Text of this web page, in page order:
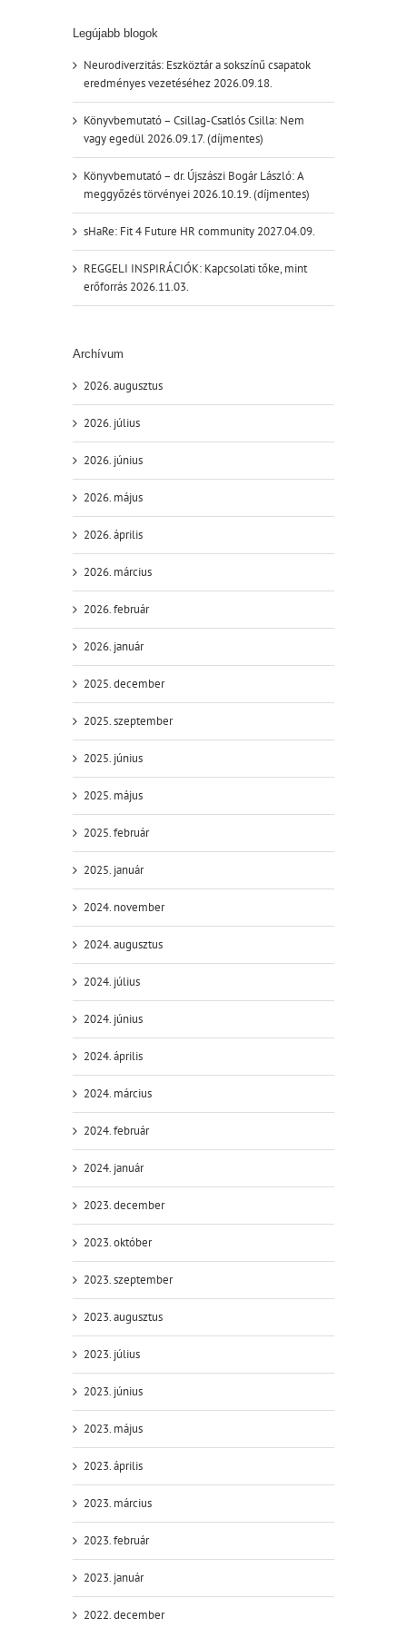
Legújabb blogok
Neurodiverzitás: Eszköztár a sokszínű csapatok
eredményes vezetéséhez 2026.09.18.
Könyvbemutató – Csillag-Csatlós Csilla: Nem
vagy egedül 2026.09.17. (díjmentes)
Könyvbemutató – dr. Újszászi Bogár László: A
meggyőzés törvényei 2026.10.19. (díjmentes)
sHaRe: Fit 4 Future HR community 2027.04.09.
REGGELI INSPIRÁCIÓK: Kapcsolati tőke, mint
erőforrás 2026.11.03.
Archívum
2026. augusztus
2026. július
2026. június
2026. május
2026. április
2026. március
2026. február
2026. január
2025. december
2025. szeptember
2025. június
2025. május
2025. február
2025. január
2024. november
2024. augusztus
2024. július
2024. június
2024. április
2024. március
2024. február
2024. január
2023. december
2023. október
2023. szeptember
2023. augusztus
2023. július
2023. június
2023. május
2023. április
2023. március
2023. február
2023. január
2022. december